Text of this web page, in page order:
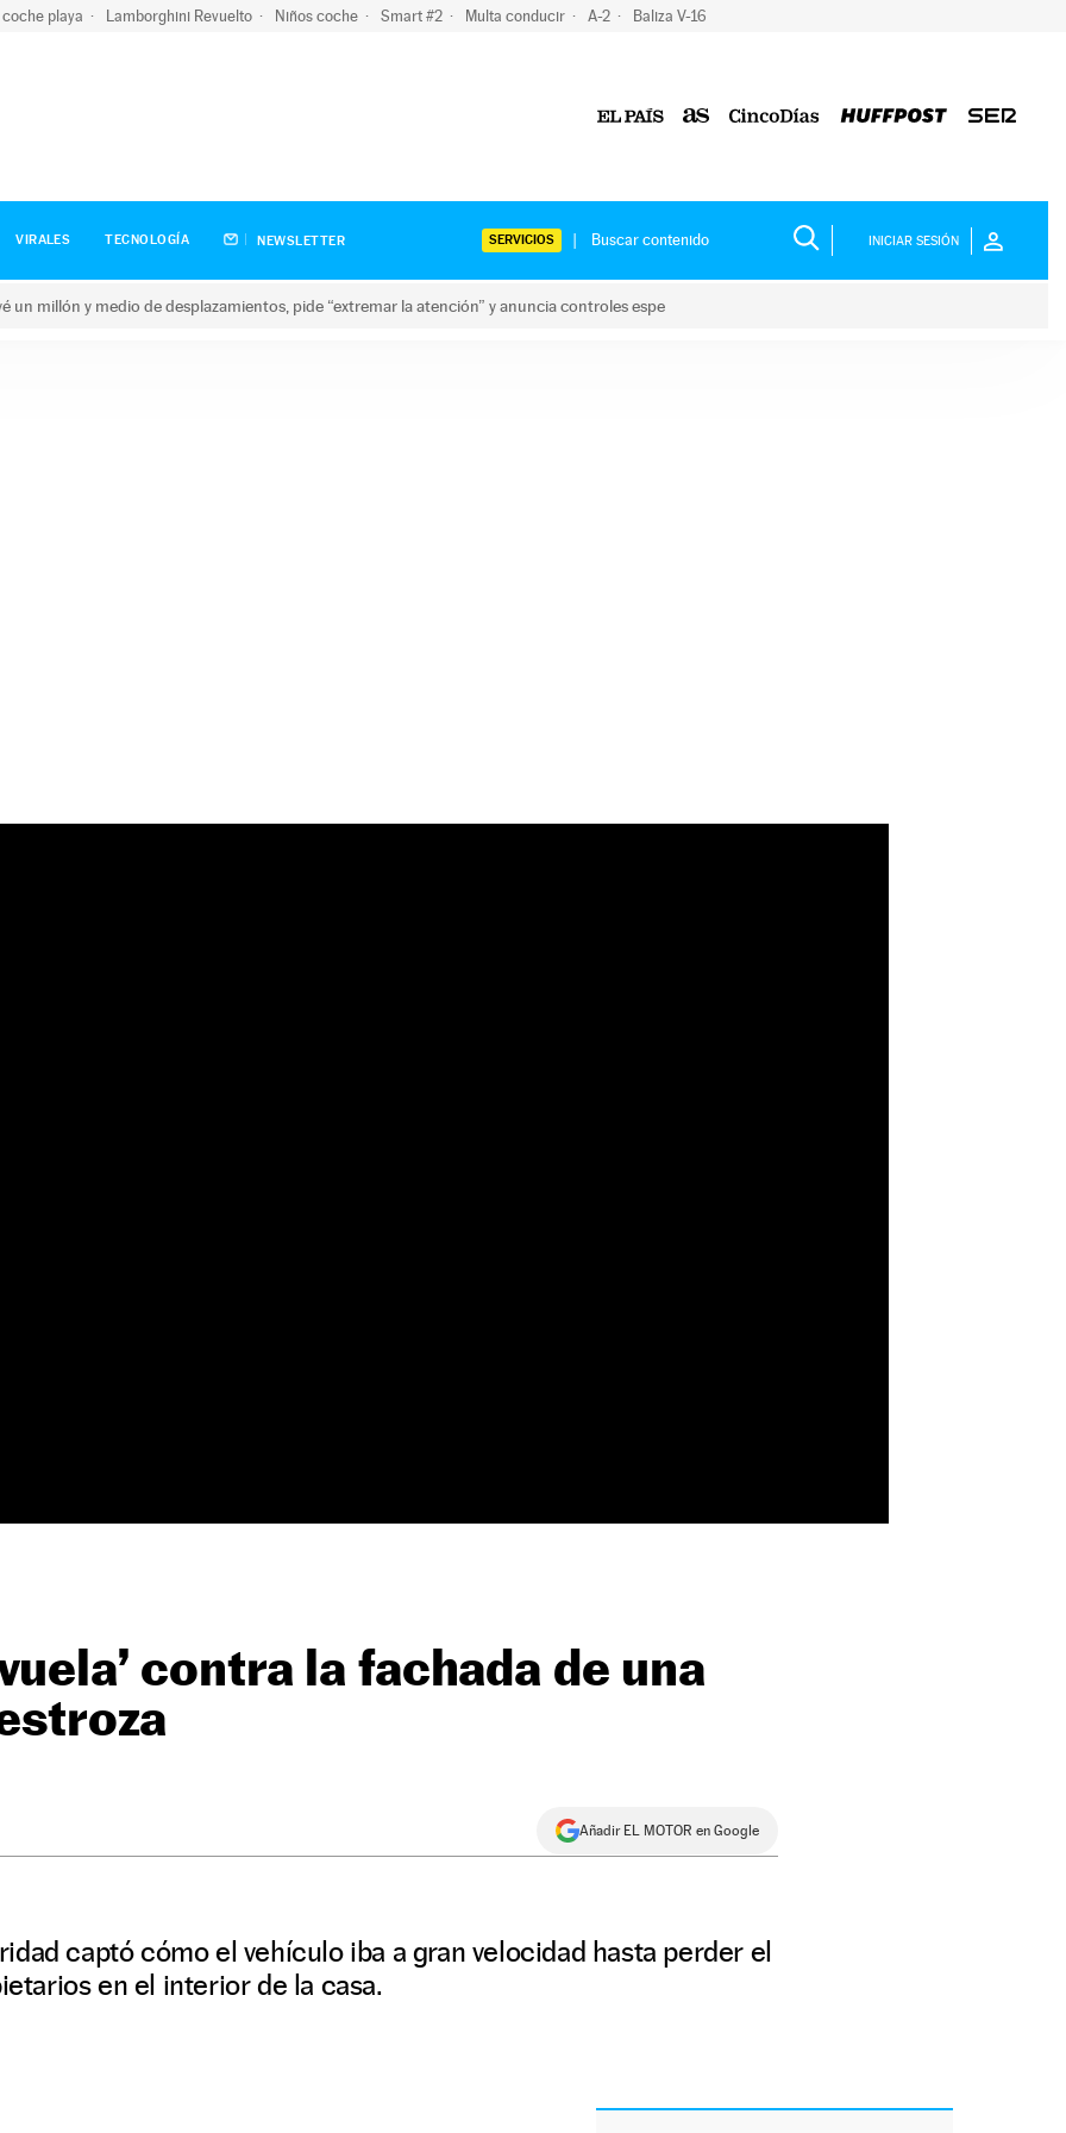
coche playa Lamborghini Revuelto Niños coche Smart #2 Multa conducir A-2 Baliza V-16
VIRALES TECNOLOGÍA NEWSLETTER SERVICIOS INICIAR SESIÓN
un millón y medio de desplazamientos, pide “extremar la atención” y anuncia controles espe
contra la fachada de una
Añadir EL MOTOR en Google
captó cómo el vehículo iba a gran velocidad hasta perder el
en el interior de la casa.